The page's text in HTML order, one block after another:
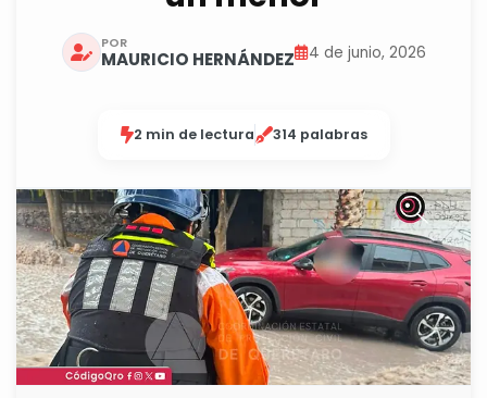
POR
MAURICIO HERNÁNDEZ 4 de junio, 2026
2 min de lectura 314 palabras